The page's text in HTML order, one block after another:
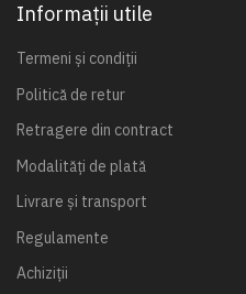
Informații utile
Termeni și condiții
Politică de retur
Retragere din contract
Modalități de plată
Livrare și transport
Regulamente
Achiziții